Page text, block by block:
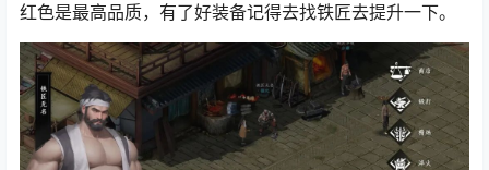
红色是最高品质，有了好装备记得去找铁匠去提升一下。